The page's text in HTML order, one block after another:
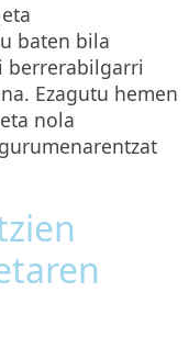
baten bila
berrerabilgarri
Ezagutu hemen
nola